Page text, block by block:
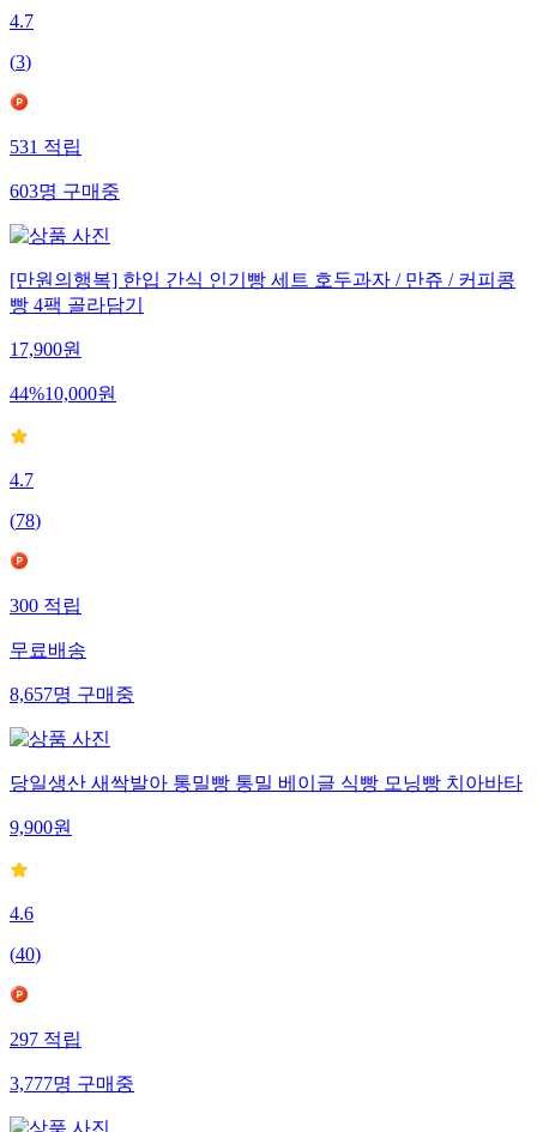
4.7
(3)
531 적립
603명 구매중
[만원의행복] 한입 간식 인기빵 세트 호두과자 / 만쥬 / 커피콩
빵 4팩 골라담기
17,900원
44%10,000원
4.7
(78)
300 적립
무료배송
8,657명 구매중
당일생산 새싹발아 통밀빵 통밀 베이글 식빵 모닝빵 치아바타
9,900원
4.6
(40)
297 적립
3,777명 구매중